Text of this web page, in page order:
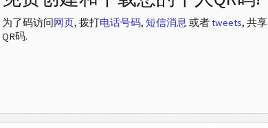
为了码访问网页, 拨打电话号码, 短信消息 或者tweets, 共享
QR码.